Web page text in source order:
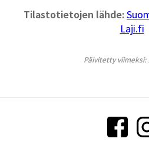
Tilastotietojen lähde:
Laji.fi
Päivitetty viimeksi: